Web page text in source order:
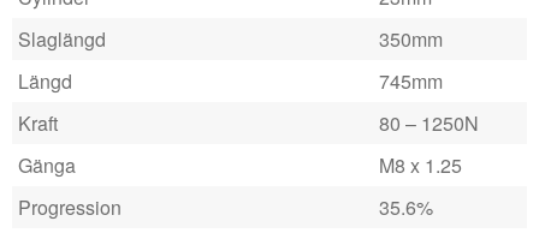
Slaglängd
350mm
Längd
745mm
Kraft
80 – 1250N
Gänga
M8 x 1.25
Progression
35.6%